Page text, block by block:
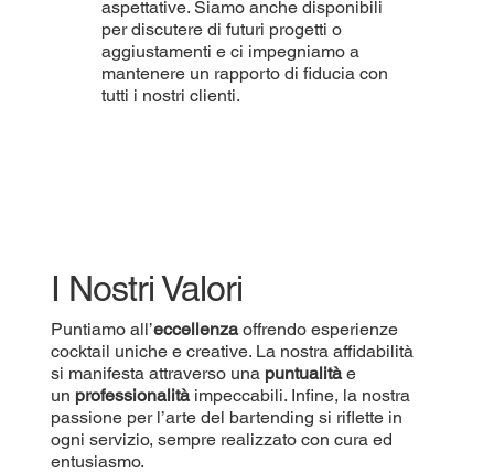
I Nostri Valori
Puntiamo all’eccellenzaoffrendo esperienze
cocktail uniche e creative. La nostra affidabilità
si manifesta attraverso una puntualitàe
un professionalitàimpeccabili. Infine, la nostra
passione per l’arte del bartending si riflette in
ogni servizio, sempre realizzato con cura ed
entusiasmo.
aspettative. Siamo anche disponibili
per discutere di futuri progetti o
aggiustamenti e ci impegniamo a
mantenere un rapporto di fiducia con
tutti i nostri clienti.